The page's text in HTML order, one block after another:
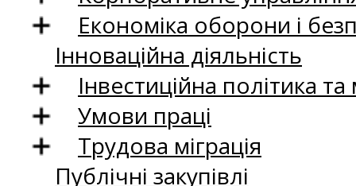
Економіка оборони і
Інноваційна діяльність
Інвестиційна політика
Умови праці
Трудова міграція
Публічні закупівлі